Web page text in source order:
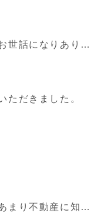
この度は色々とお世話になりありがとうございました。スムーズに進めていただき、とても親切に対応していた
ただきました。
貞山元治様私はあまり不動産に知識がなかったので非常に助けられました。心から御礼を申します。今後も頑張